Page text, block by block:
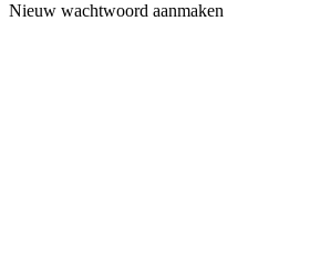
Nieuw wachtwoord aanmaken